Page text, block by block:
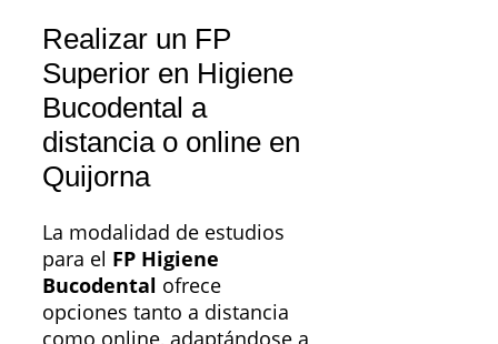
Realizar un FP
Superior en Higiene
Bucodental a
distancia o online en
Quijorna
La modalidad de estudios
para el FP Higiene
Bucodental ofrece
opciones tanto a distancia
como online, adaptándose a